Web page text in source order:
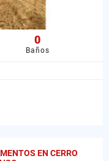
0
Baños
EN CERRO